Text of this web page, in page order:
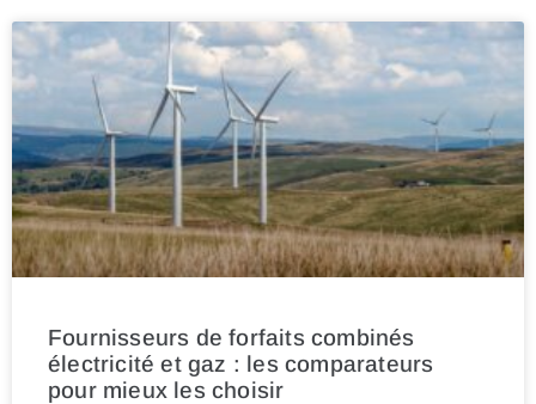
Fournisseurs de forfaits combinés
électricité et gaz : les comparateurs
pour mieux les choisir